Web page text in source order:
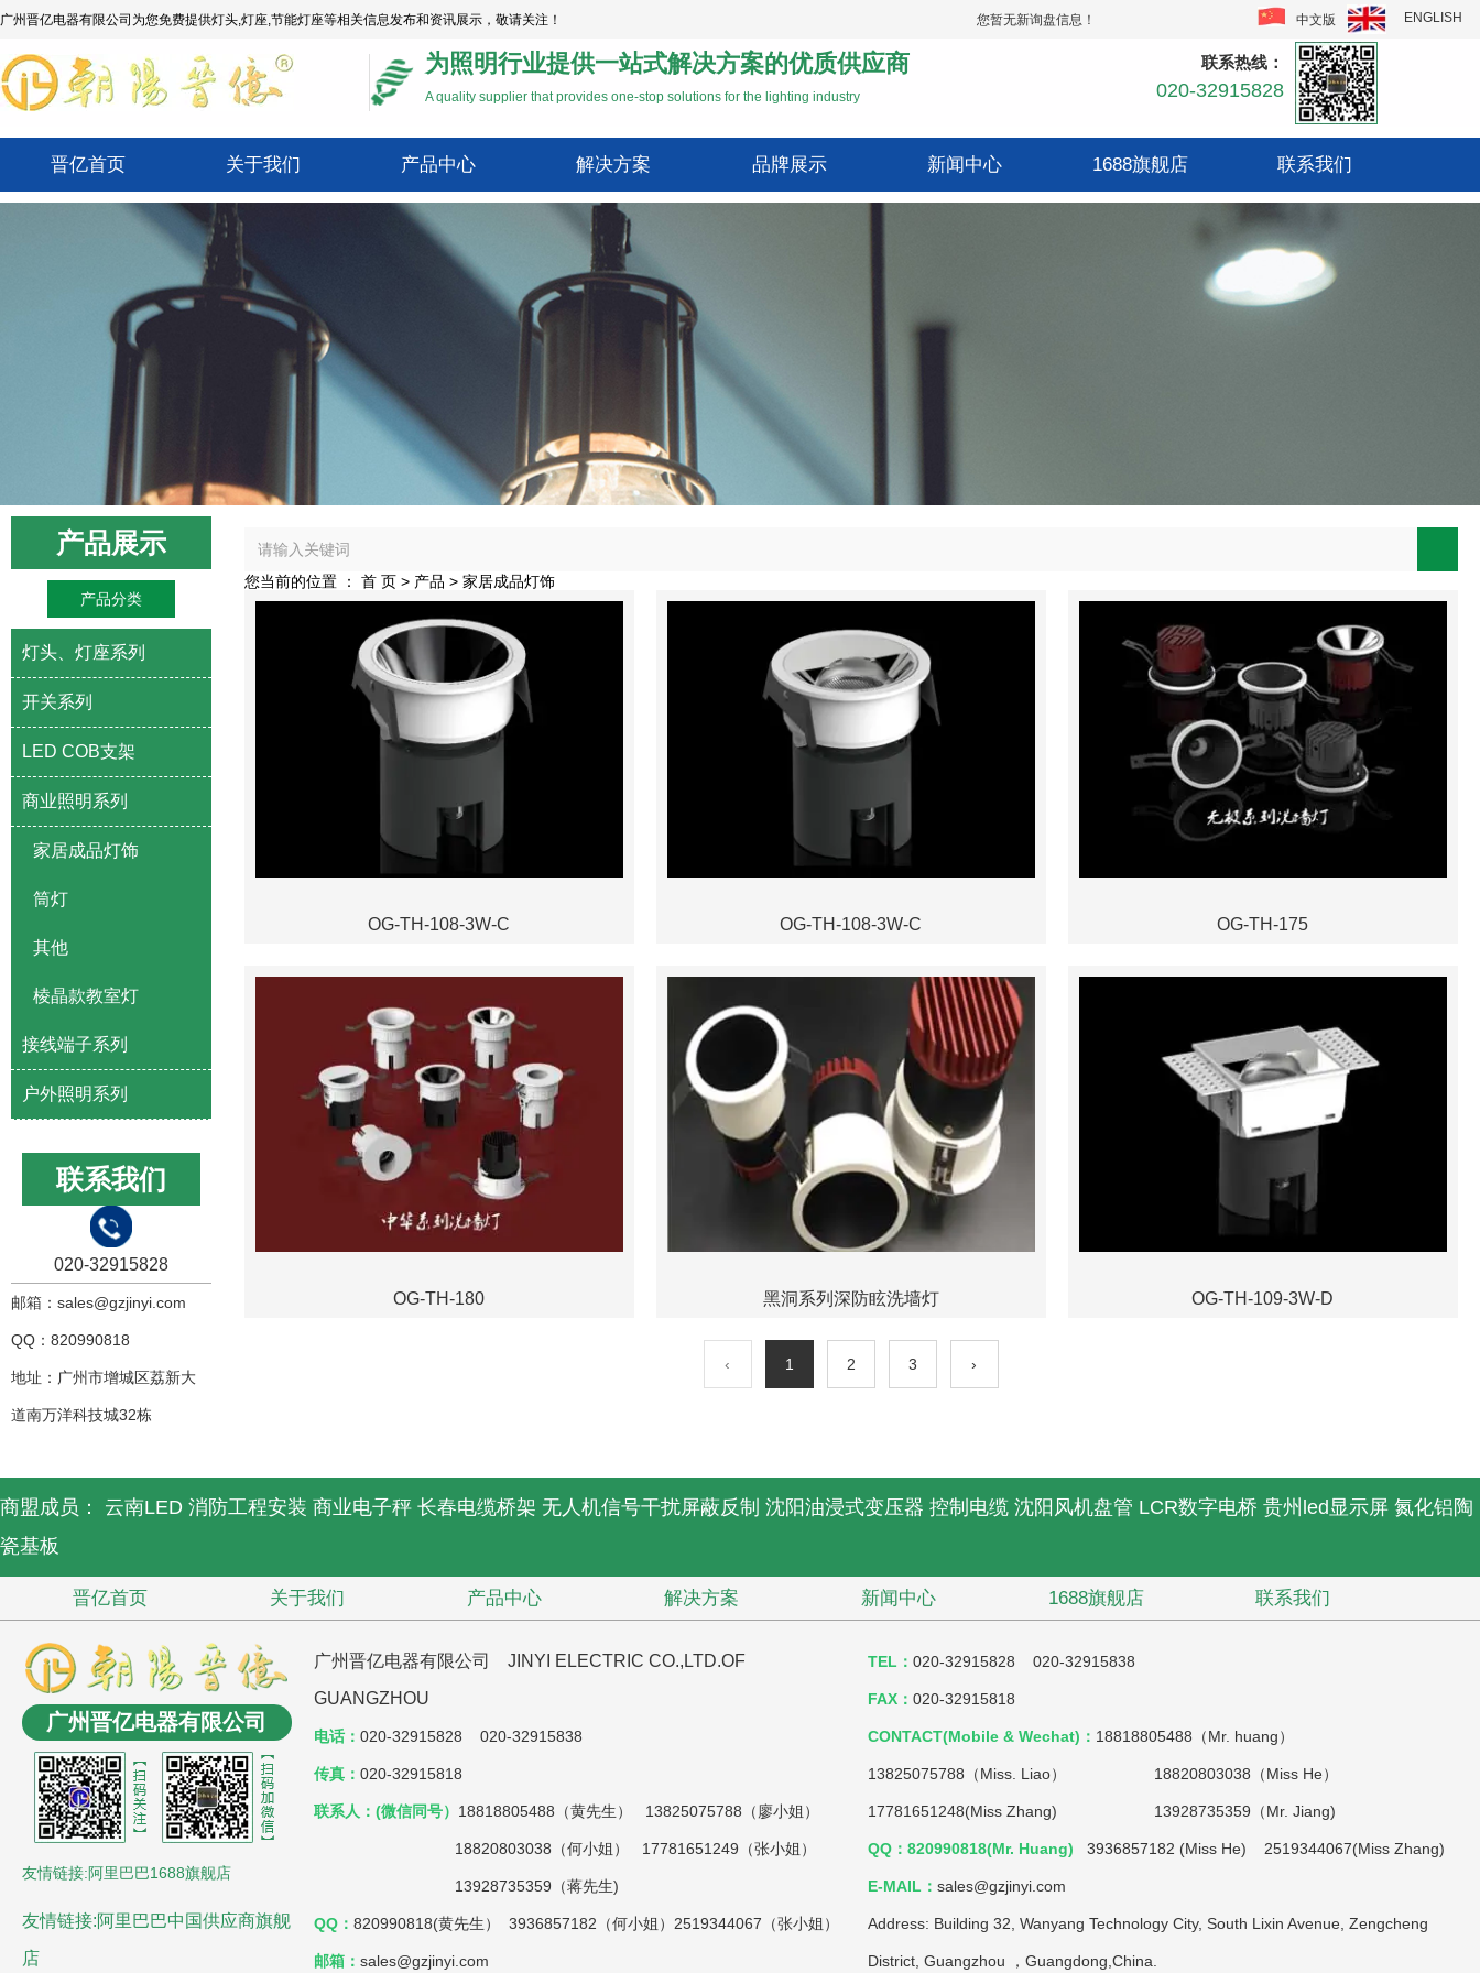
广州晋亿电器有限公司为您免费提供灯头,灯座,节能灯座等相关信息发布和资讯展示，敬请关注！ 您暂无新询盘信息！ 中文版 ENGLISH
为照明行业提供一站式解决方案的优质供应商
A quality supplier that provides one-stop solutions for the lighting industry
联系热线：
020-32915828
晋亿首页 关于我们 产品中心 解决方案 品牌展示 新闻中心 1688旗舰店 联系我们
产品展示
产品分类
灯头、灯座系列
开关系列
LED COB支架
商业照明系列
家居成品灯饰
筒灯
其他
棱晶款教室灯
接线端子系列
户外照明系列
联系我们
020-32915828
邮箱：sales@gzjinyi.com
QQ：820990818
地址：广州市增城区荔新大
道南万洋科技城32栋
您当前的位置 ： 首 页 > 产品 > 家居成品灯饰
OG-TH-108-3W-C OG-TH-108-3W-C OG-TH-175
OG-TH-180 黑洞系列深防眩洗墙灯 OG-TH-109-3W-D
‹ 1 2 3 ›
商盟成员： 云南LED 消防工程安装 商业电子秤 长春电缆桥架 无人机信号干扰屏蔽反制 沈阳油浸式变压器 控制电缆 沈阳风机盘管 LCR数字电桥 贵州led显示屏 氮化铝陶
瓷基板
晋亿首页 关于我们 产品中心 解决方案 新闻中心 1688旗舰店 联系我们
广州晋亿电器有限公司
友情链接:阿里巴巴1688旗舰店
友情链接:阿里巴巴中国供应商旗舰
店
广州晋亿电器有限公司 JINYI ELECTRIC CO.,LTD.OF
GUANGZHOU
电话： 020-32915828 020-32915838
传真： 020-32915818
联系人：(微信同号） 18818805488（黄先生） 13825075788（廖小姐）
18820803038（何小姐） 17781651249（张小姐）
13928735359（蒋先生)
QQ： 820990818(黄先生） 3936857182（何小姐）2519344067（张小姐）
邮箱： sales@gzjinyi.com
TEL： 020-32915828 020-32915838
FAX： 020-32915818
CONTACT(Mobile & Wechat)： 18818805488（Mr. huang）
13825075788（Miss. Liao） 18820803038（Miss He）
17781651248(Miss Zhang) 13928735359（Mr. Jiang)
QQ：820990818(Mr. Huang) 3936857182 (Miss He) 2519344067(Miss Zhang)
E-MAIL： sales@gzjinyi.com
Address: Building 32, Wanyang Technology City, South Lixin Avenue, Zengcheng
District, Guangzhou ，Guangdong,China.